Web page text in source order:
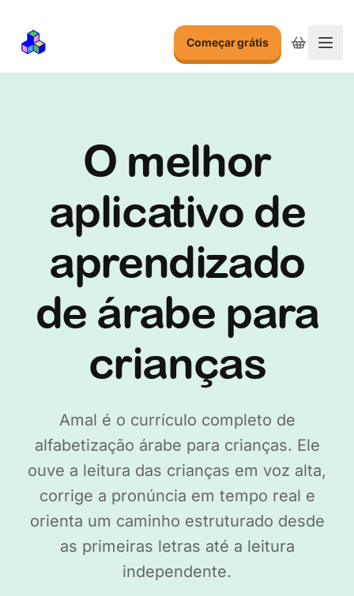
Começar grátis
O melhor
aplicativo de
aprendizado
de árabe para
crianças
Amal é o currículo completo de
alfabetização árabe para crianças. Ele
ouve a leitura das crianças em voz alta,
corrige a pronúncia em tempo real e
orienta um caminho estruturado desde
as primeiras letras até a leitura
independente.